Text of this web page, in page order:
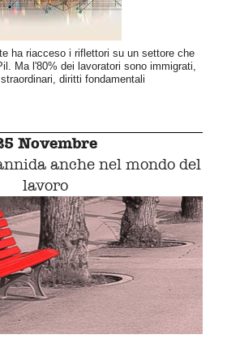
ha riacceso i riflettori su un settore che
Ma l'80% dei lavoratori sono immigrati,
diritti fondamentali
Novembre
anche nel mondo del
lavoro